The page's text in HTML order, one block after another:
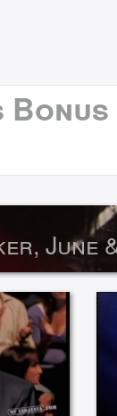
Bonus
June